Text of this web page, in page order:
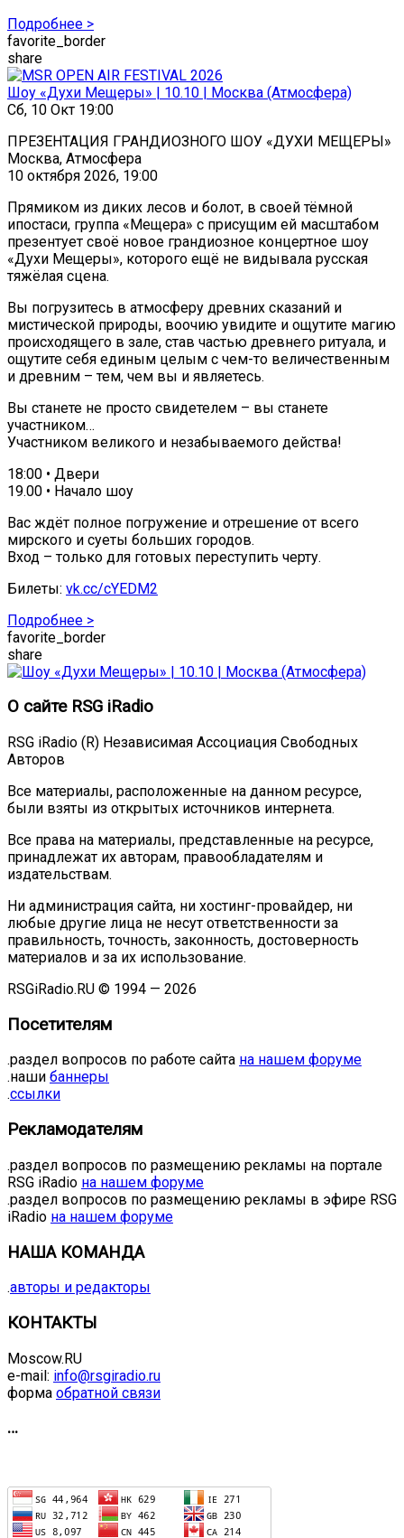
Подробнее >
favorite_border
share
Шоу «Духи Мещеры» | 10.10 | Москва (Атмосфера)
Сб, 10 Окт 19:00
ПРЕЗЕНТАЦИЯ ГРАНДИОЗНОГО ШОУ «ДУХИ МЕЩЕРЫ»
Москва, Атмосфера
10 октября 2026, 19:00
Прямиком из диких лесов и болот, в своей тёмной
ипостаси, группа «Мещера» с присущим ей масштабом
презентует своё новое грандиозное концертное шоу
«Духи Мещеры», которого ещё не видывала русская
тяжёлая сцена.
Вы погрузитесь в атмосферу древних сказаний и
мистической природы, воочию увидите и ощутите магию
происходящего в зале, став частью древнего ритуала, и
ощутите себя единым целым с чем-то величественным
и древним – тем, чем вы и являетесь.
Вы станете не просто свидетелем – вы станете
участником…
Участником великого и незабываемого действа!
18:00 • Двери
19.00 • Начало шоу
Вас ждёт полное погружение и отрешение от всего
мирского и суеты больших городов.
Вход – только для готовых переступить черту.
Билеты: vk.cc/cYEDM2
Подробнее >
favorite_border
share
О сайте RSG iRadio
RSG iRadio (R) Независимая Ассоциация Свободных
Авторов
Все материалы, расположенные на данном ресурсе,
были взяты из открытых источников интернета.
Все права на материалы, представленные на ресурсе,
принадлежат их авторам, правообладателям и
издательствам.
Ни администрация сайта, ни хостинг-провайдер, ни
любые другие лица не несут ответственности за
правильность, точность, законность, достоверность
материалов и за их использование.
RSGiRadio.RU © 1994 — 2026
Посетителям
.раздел вопросов по работе сайта на нашем форуме
.наши баннеры
.ссылки
Рекламодателям
.раздел вопросов по размещению рекламы на портале
RSG iRadio на нашем форуме
.раздел вопросов по размещению рекламы в эфире RSG
iRadio на нашем форуме
НАША КОМАНДА
.авторы и редакторы
КОНТАКТЫ
Moscow.RU
e-mail: info@rsgiradio.ru
форма обратной связи
…